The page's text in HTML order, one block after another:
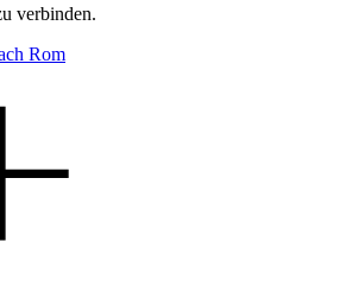
verbinden.